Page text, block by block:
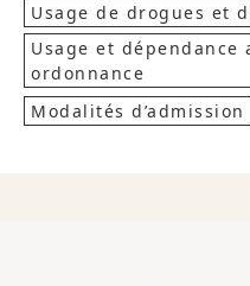
Usage de drogues et
Usage et dépendance
ordonnance
Modalités d’admission